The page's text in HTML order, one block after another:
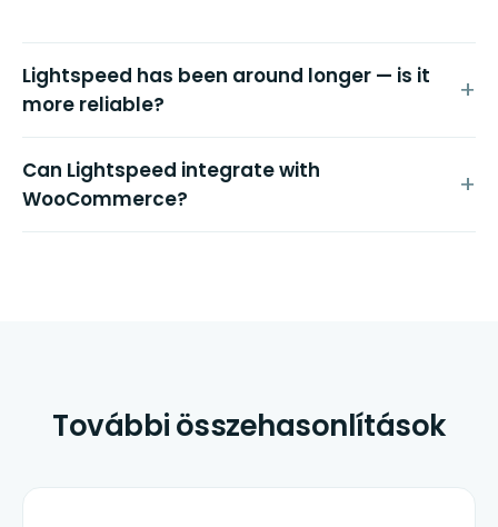
Lightspeed has been around longer — is it
more reliable?
Can Lightspeed integrate with
WooCommerce?
További összehasonlítások